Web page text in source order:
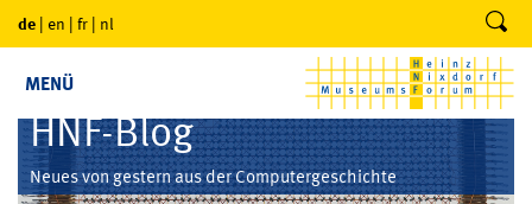
de | en | fr | nl
MENÜ
HNF-Blog
Neues von gestern aus der Computergeschichte